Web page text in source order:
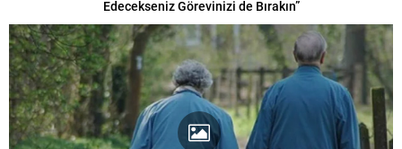
Edecekseniz Görevinizi de Bırakın”